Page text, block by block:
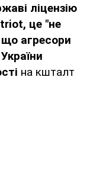
ліцензію
це "не
агресори
на кшталт